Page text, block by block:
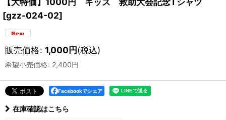
[gzz-024-02]
販売価格: 1,000円(税込)
希望小売価格: 2,400円
Facebookでシェア
在庫確認はこちら